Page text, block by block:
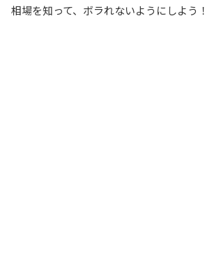
相場を知って、ボラれないようにしよう！